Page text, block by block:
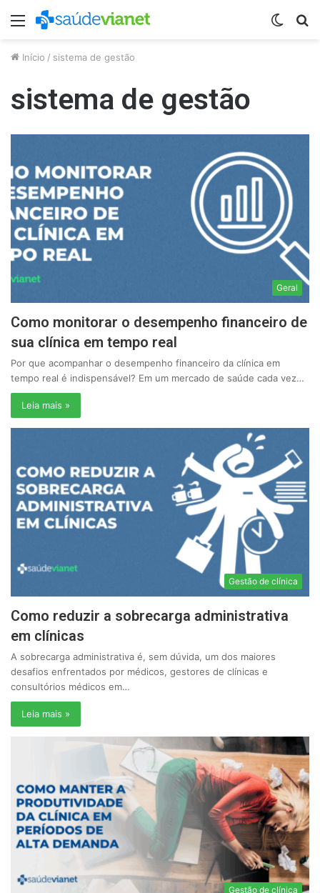
Menu
Switch
Início / sistema de gestão
sistema de gestão
Geral
Como monitorar o desempenho financeiro de
sua clínica em tempo real
Por que acompanhar o desempenho financeiro da clínica em
tempo real é indispensável? Em um mercado de saúde cada vez…
Leia mais »
Gestão de clínica
Como reduzir a sobrecarga administrativa
em clínicas
A sobrecarga administrativa é, sem dúvida, um dos maiores
desafios enfrentados por médicos, gestores de clínicas e
consultórios médicos em…
Leia mais »
Gestão de clínica